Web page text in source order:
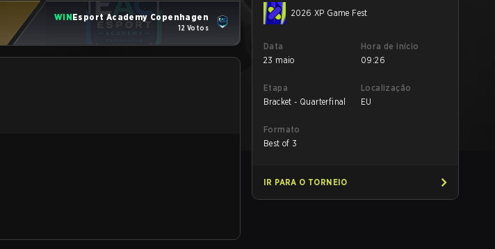
WINEsport Academy Copenhagen
12 Votos
2026 XP Game Fest
Data
23 maio
Hora de início
09:26
Etapa
Bracket - Quarterfinal
Localização
EU
Formato
Best of 3
IR PARA O TORNEIO